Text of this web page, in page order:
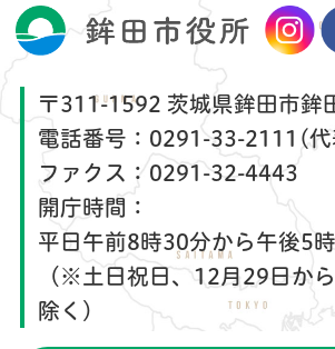
〒311-1592 茨城県鉾田市鉾
電話番号： 0291-33-2111(代
ファクス： 0291-32-4443
開庁時間：
平日午前8時30分から午後5
（※土日祝日、12月29日か
除く）